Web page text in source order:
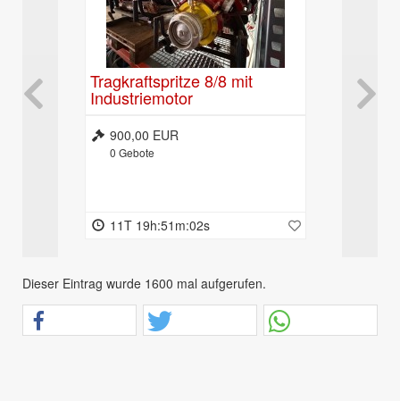
Tragkraftspritze 8/8 mit
Industriemotor
900,00 EUR
0 Gebote
11T 19h:51m:01s
LF8/TS
Allrad
Dieser Eintrag wurde 1600 mal aufgerufen.